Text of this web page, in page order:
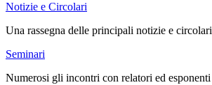
Notizie e Circolari
Una rassegna delle principali notizie e
Seminari
Numerosi gli incontri con relatori ed